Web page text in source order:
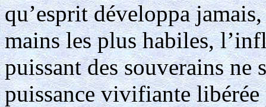
qu’esprit développa
mains les plus habiles,
puissant des souverains ne
puissance vivifiante libérée